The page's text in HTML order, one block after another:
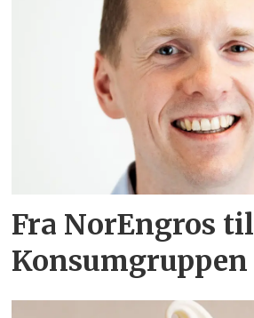
Fra NorEngros til
Konsumgruppen